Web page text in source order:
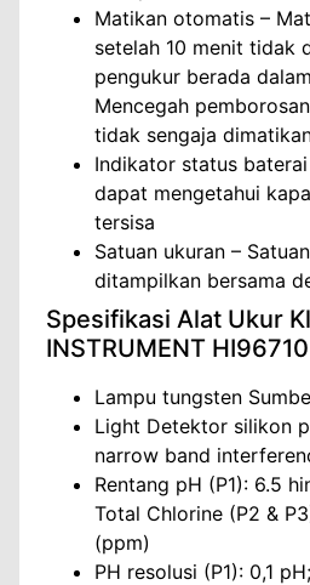
Matikan otomatis –
setelah 10 menit tidak
pengukur berada
Mencegah
tidak sengaja
Indikator status
dapat mengetahui
tersisa
Satuan ukuran –
ditampilkan bersama
Spesifikasi Alat Ukur
INSTRUMENT
Lampu tungsten
Light Detektor silikon
narrow band
Rentang pH (P1): 6.5
Total Chlorine (P2 &
(ppm)
PH resolusi (P1): 0,1